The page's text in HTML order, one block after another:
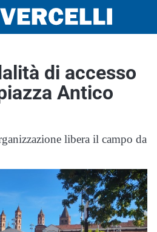
di accesso
Antico
libera il campo da